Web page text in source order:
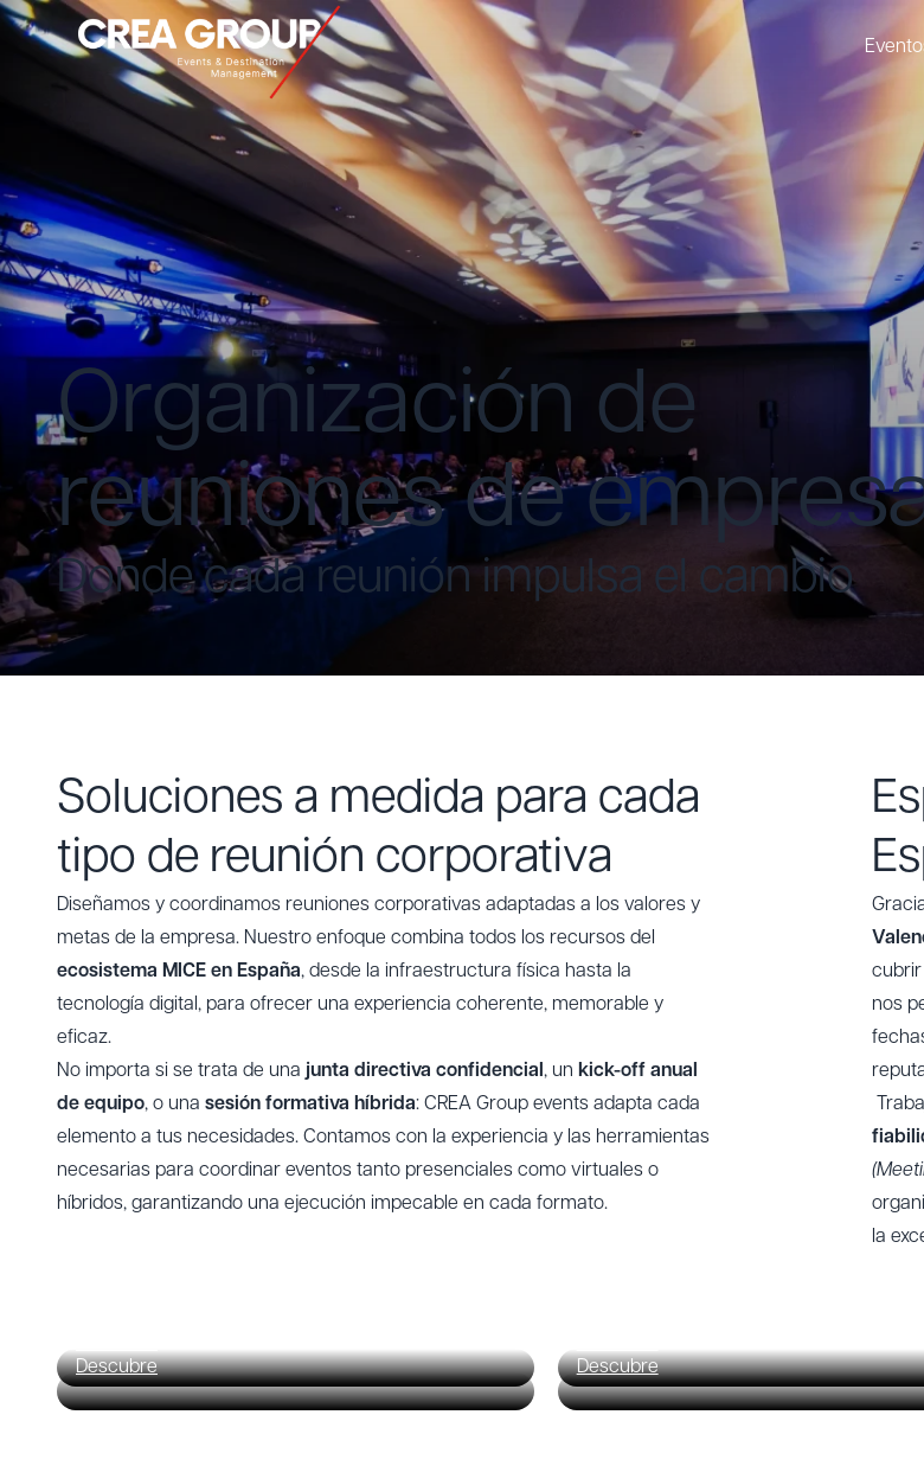
Organización de
reuniones de
Donde cada reunión impulsa el cambio
Soluciones a medida para cada
tipo de reunión corporativa
Diseñamos y coordinamos reuniones corporativas adaptadas a los valores y
metas de la empresa. Nuestro enfoque combina todos los recursos del
ecosistema MICE en España, desde la infraestructura física hasta la
tecnología digital, para ofrecer una experiencia coherente, memorable y
eficaz.
No importa si se trata de una junta directiva confidencial , un kick-off anual
de equipo, o una sesión formativa híbrida: CREA Group events adapta cada
elemento a tus necesidades. Contamos con la experiencia y las herramientas
necesarias para coordinar eventos tanto presenciales como virtuales o
híbridos, garantizando una ejecución impecable en cada formato.
cubrir
nos
la
Descubre Descubre